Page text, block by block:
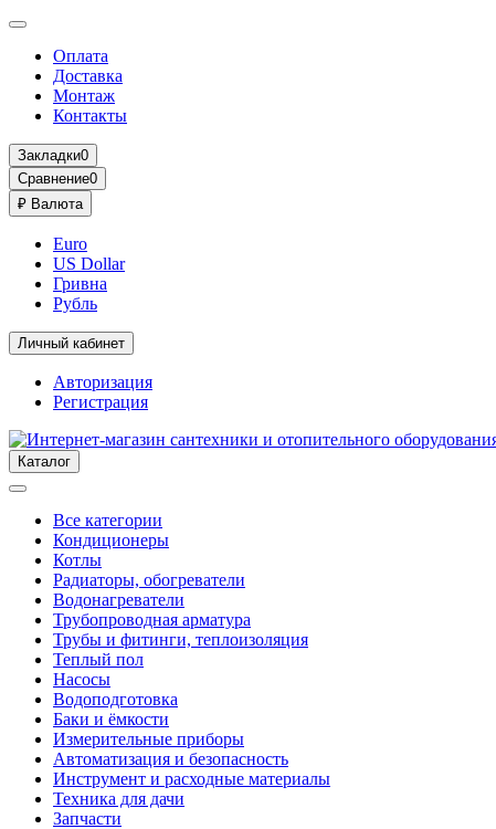
Оплата
Доставка
Монтаж
Контакты
Закладки0
Сравнение0
₽ Валюта
Euro
US Dollar
Гривна
Рубль
Личный кабинет
Авторизация
Регистрация
Каталог
Все категории
Кондиционеры
Котлы
Радиаторы, обогреватели
Водонагреватели
Трубопроводная арматура
Трубы и фитинги, теплоизоляция
Теплый пол
Насосы
Водоподготовка
Баки и ёмкости
Измерительные приборы
Автоматизация и безопасность
Инструмент и расходные материалы
Техника для дачи
Запчасти